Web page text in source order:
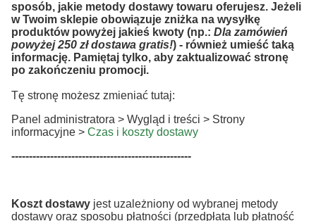
sposób, jakie metody dostawy towaru oferujesz. Jeżeli
w Twoim sklepie obowiązuje zniżka na wysyłkę
produktów powyżej jakieś kwoty (np.: Dla zamówień
powyżej 250 zł dostawa gratis!) - również umieść taką
informację. Pamiętaj tylko, aby zaktualizować stronę
po zakończeniu promocji.
Tę stronę możesz zmieniać tutaj:
Panel administratora > Wygląd i treści > Strony
informacyjne > Czas i koszty dostawy
---------------------------------------------------
Koszt dostawy jest uzależniony od wybranej metody
dostawy oraz sposobu płatności (przedpłata lub płatność